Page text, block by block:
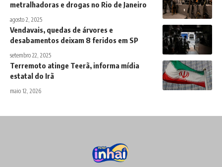
metralhadoras e drogas no Rio de Janeiro
agosto 2, 2025
Vendavais, quedas de árvores e
desabamentos deixam 8 feridos em SP
setembro 22, 2025
Terremoto atinge Teerã, informa mídia
estatal do Irã
maio 12, 2026